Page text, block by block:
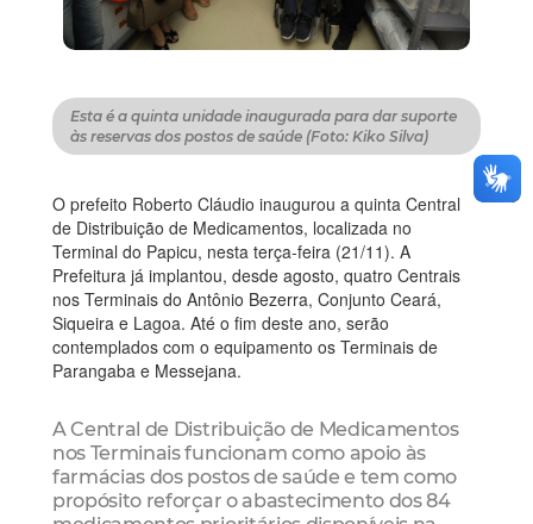
Esta é a quinta unidade inaugurada para dar suporte
às reservas dos postos de saúde (Foto: Kiko Silva)
O prefeito Roberto Cláudio inaugurou a quinta Central
de Distribuição de Medicamentos, localizada no
Terminal do Papicu, nesta terça-feira (21/11). A
Prefeitura já implantou, desde agosto, quatro Centrais
nos Terminais do Antônio Bezerra, Conjunto Ceará,
Siqueira e Lagoa. Até o fim deste ano, serão
contemplados com o equipamento os Terminais de
Parangaba e Messejana.
A Central de Distribuição de Medicamentos
nos Terminais funcionam como apoio às
farmácias dos postos de saúde e tem como
propósito reforçar o abastecimento dos 84